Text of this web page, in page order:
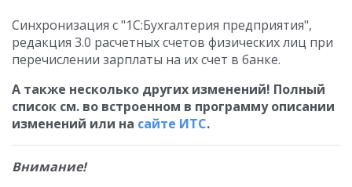
Синхронизация с "1С:Бухгалтерия предприятия",
редакция 3.0 расчетных счетов физических лиц при
перечислении зарплаты на их счет в банке.
А также несколько других изменений! Полный
список см. во встроенном в программу описании
изменений или на сайте ИТС.
Внимание!